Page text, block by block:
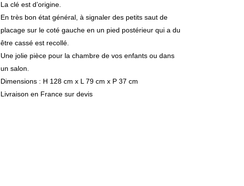
La clé est d’origine.
En très bon état général, à signaler des petits saut de
placage sur le coté gauche en un pied postérieur qui a du
être cassé est recollé.
Une jolie pièce pour la chambre de vos enfants ou dans
un salon.
Dimensions : H 128 cm x L 79 cm x P 37 cm
Livraison en France sur devis